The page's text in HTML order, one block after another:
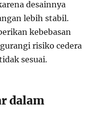
desainnya
lebih stabil.
kebebasan
risiko cedera
sesuai.
dalam